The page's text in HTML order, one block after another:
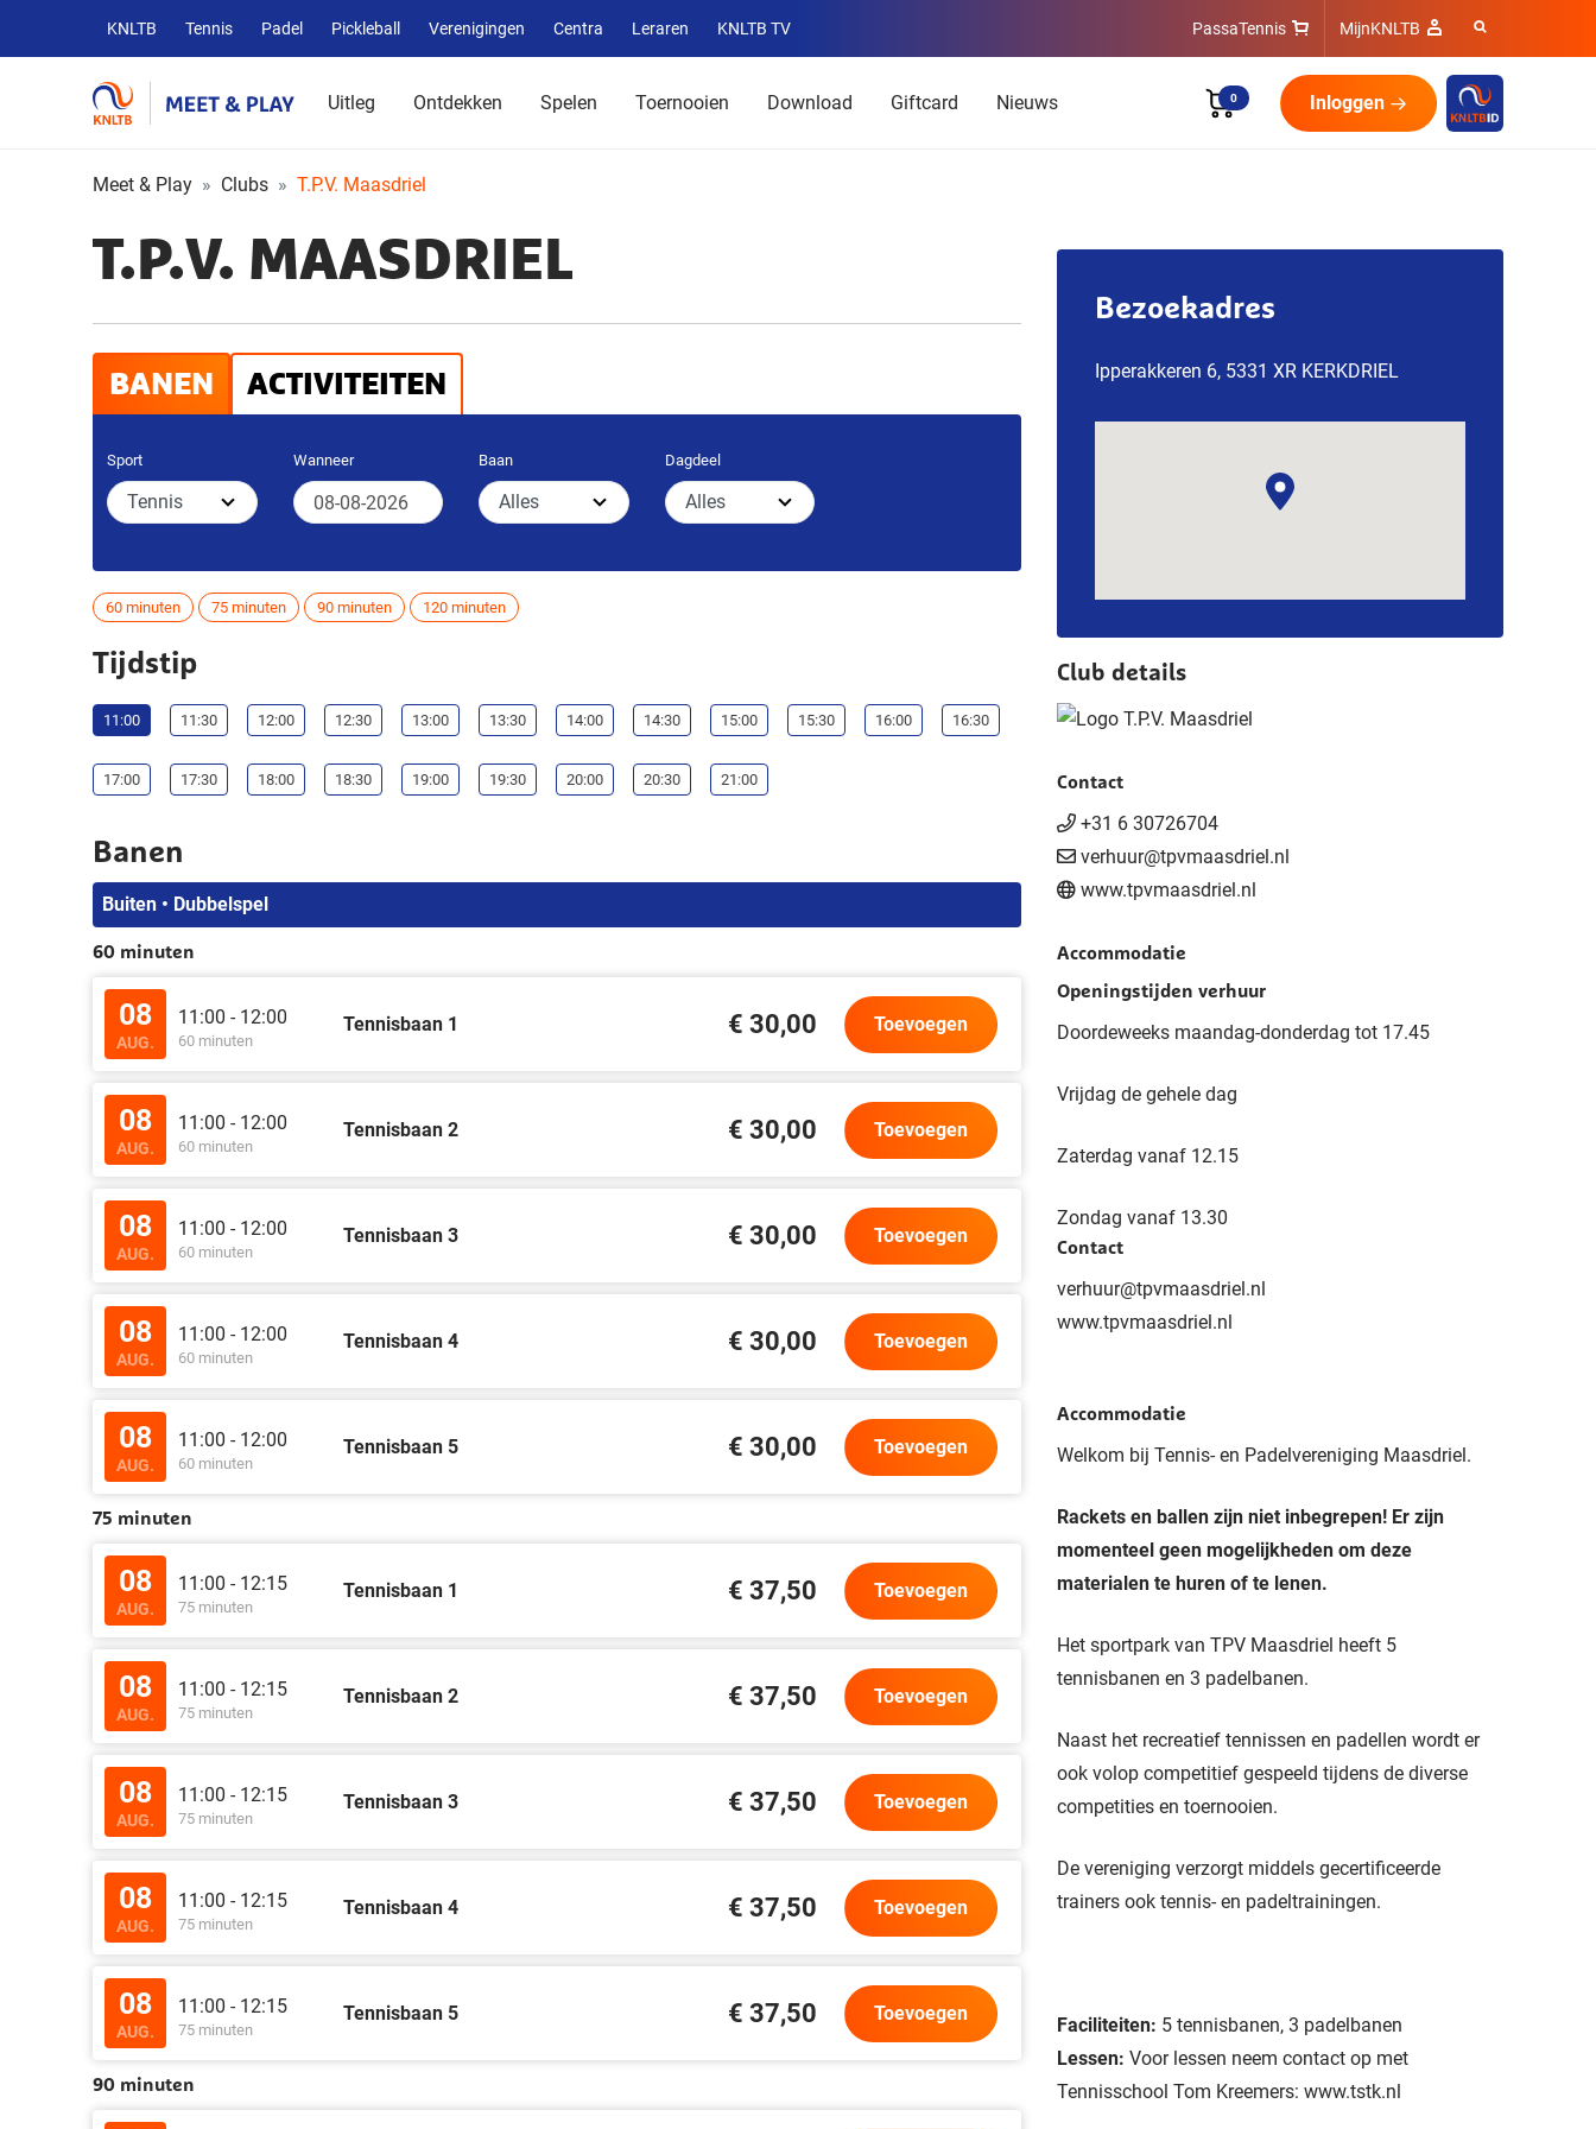
Overige
KNLTB
websites
KNLTB Tennis Padel Pickleball Verenigingen Centra Leraren KNLTB TV
Service
menu
PassaTennis MijnKNLTB
Uitleg Ontdekken Spelen Toernooien Download Giftcard Nieuws 0 Inloggen
Meet & Play Clubs T.P.V. Maasdriel
T.P.V. MAASDRIEL
BANEN ACTIVITEITEN
Sport Wanneer Baan Dagdeel
60 minuten 75 minuten 90 minuten 120 minuten
Tijdstip
11:00 11:30 12:00 12:30 13:00 13:30 14:00 14:30 15:00 15:30 16:00 16:30
17:00 17:30 18:00 18:30 19:00 19:30 20:00 20:30 21:00
Banen
Buiten • Dubbelspel
60 minuten
08
AUG.
11:00 - 12:00
60 minuten
Tennisbaan 1 € 30,00 Toevoegen
08
AUG.
11:00 - 12:00
60 minuten
Tennisbaan 2 € 30,00 Toevoegen
08
AUG.
11:00 - 12:00
60 minuten
Tennisbaan 3 € 30,00 Toevoegen
08
AUG.
11:00 - 12:00
60 minuten
Tennisbaan 4 € 30,00 Toevoegen
08
AUG.
11:00 - 12:00
60 minuten
Tennisbaan 5 € 30,00 Toevoegen
75 minuten
08
AUG.
11:00 - 12:15
75 minuten
Tennisbaan 1 € 37,50 Toevoegen
08
AUG.
11:00 - 12:15
75 minuten
Tennisbaan 2 € 37,50 Toevoegen
08
AUG.
11:00 - 12:15
75 minuten
Tennisbaan 3 € 37,50 Toevoegen
08
AUG.
11:00 - 12:15
75 minuten
Tennisbaan 4 € 37,50 Toevoegen
08
AUG.
11:00 - 12:15
75 minuten
Tennisbaan 5 € 37,50 Toevoegen
90 minuten
Bezoekadres
Ipperakkeren 6, 5331 XR KERKDRIEL
Club details
Contact
+31 6 30726704
verhuur@tpvmaasdriel.nl
www.tpvmaasdriel.nl
Accommodatie
Openingstijden verhuur
Doordeweeks maandag-donderdag tot 17.45
Vrijdag de gehele dag
Zaterdag vanaf 12.15
Zondag vanaf 13.30
Contact
verhuur@tpvmaasdriel.nl
www.tpvmaasdriel.nl
Accommodatie
Welkom bij Tennis- en Padelvereniging Maasdriel.
Rackets en ballen zijn niet inbegrepen! Er zijn
momenteel geen mogelijkheden om deze
materialen te huren of te lenen.
Het sportpark van TPV Maasdriel heeft 5
tennisbanen en 3 padelbanen.
Naast het recreatief tennissen en padellen wordt er
ook volop competitief gespeeld tijdens de diverse
competities en toernooien.
De vereniging verzorgt middels gecertificeerde
trainers ook tennis- en padeltrainingen.
Faciliteiten: 5 tennisbanen, 3 padelbanen
Lessen: Voor lessen neem contact op met
Tennisschool Tom Kreemers: www.tstk.nl